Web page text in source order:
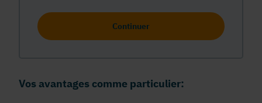
Continuer
Vos avantages comme particulier: